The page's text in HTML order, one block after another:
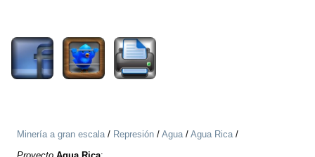
Minería a gran escala/ Represión / Agua/ Agua Rica/